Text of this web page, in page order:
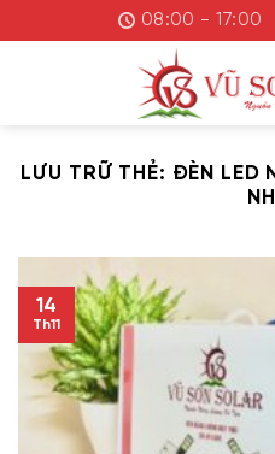
đến
08:00 - 17:00
LƯU TRỮ THẺ: ĐÈN LED
14
Th11